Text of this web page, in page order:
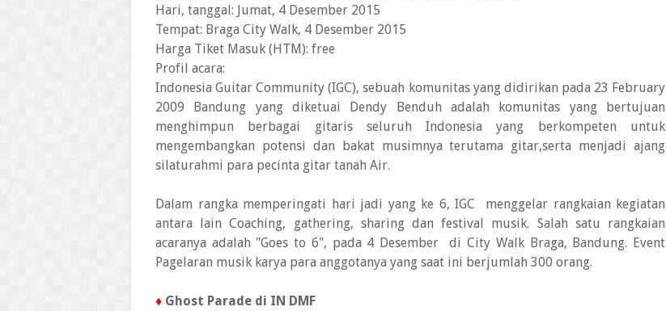
Hari, tanggal: Jumat, 4 Desember 2015
Tempat: Braga City Walk, 4 Desember 2015
Harga Tiket Masuk (HTM): free
Profil acara:
Indonesia Guitar Community (IGC), sebuah komunitas yang didirikan pada 23 February
2009 Bandung yang diketuai Dendy Benduh adalah komunitas yang bertujuan
menghimpun berbagai gitaris seluruh Indonesia yang berkompeten untuk
mengembangkan potensi dan bakat musimnya terutama gitar,serta menjadi ajang
silaturahmi para pecinta gitar tanah Air.
Dalam rangka memperingati hari jadi yang ke 6, IGC menggelar rangkaian kegiatan
antara lain Coaching, gathering, sharing dan festival musik. Salah satu rangkaian
acaranya adalah "Goes to 6", pada 4 Desember di City Walk Braga, Bandung. Event
Pagelaran musik karya para anggotanya yang saat ini berjumlah 300 orang.
♦ Ghost Parade di IN DMF